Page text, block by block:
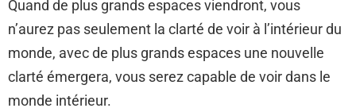
Quand de plus grands espaces viendront, vous
n’aurez pas seulement la clarté de voir à l’intérieur du
monde, avec de plus grands espaces une nouvelle
clarté émergera, vous serez capable de voir dans le
monde intérieur.